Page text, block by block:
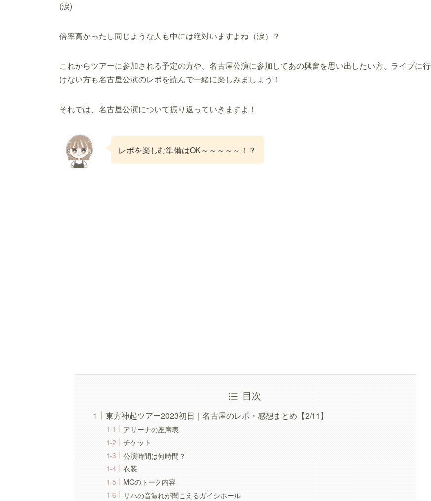
(涙)
倍率高かったし同じような人も中には絶対いますよね（涙）？
これからツアーに参加される予定の方や、名古屋公演に参加してあの興奮を思い出したい方、ライブに行
けない方も名古屋公演のレポを読んで一緒に楽しみましょう！
それでは、名古屋公演について振り返っていきますよ！
レポを楽しむ準備はOK～～～～～！？
目次
東方神起ツアー2023初日｜名古屋のレポ・感想まとめ【2/11】
アリーナの座席表
チケット
公演時間は何時間？
衣装
MCのトーク内容
リハの音漏れが聞こえるガイシホール